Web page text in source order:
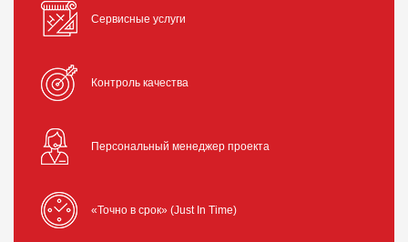
Сервисные услуги
Контроль качества
Персональный менеджер проекта
«Точно в срок» (Just In Time)